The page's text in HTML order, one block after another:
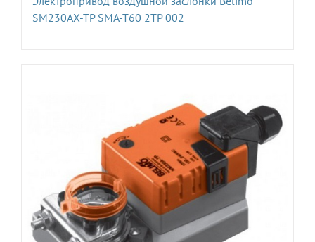
SM230AX-TP SMA-T60 2TP 002